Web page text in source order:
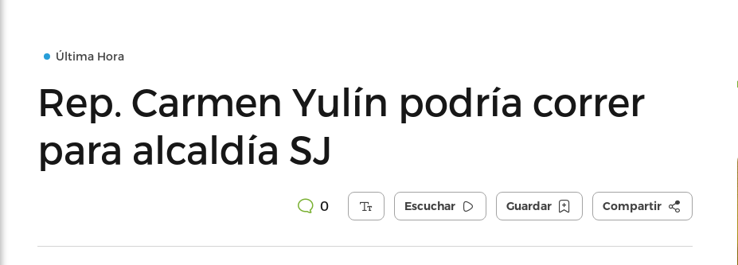
Última Hora
Rep. Carmen Yulín podría correr
para alcaldía SJ
0 Escuchar Guardar Compartir